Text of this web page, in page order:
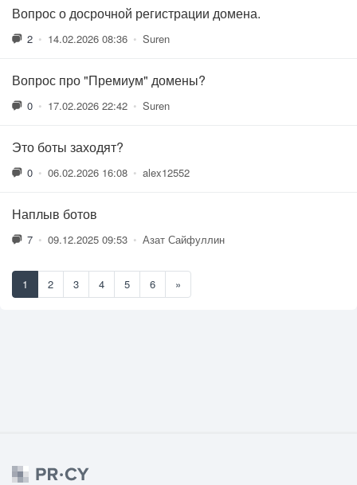
Вопрос о досрочной регистрации домена.
2 • 14.02.2026 08:36 • Suren
Вопрос про "Премиум" домены?
0 • 17.02.2026 22:42 • Suren
Это боты заходят?
0 • 06.02.2026 16:08 • alex12552
Наплыв ботов
7 • 09.12.2025 09:53 • Азат Сайфуллин
1 2 3 4 5 6 »